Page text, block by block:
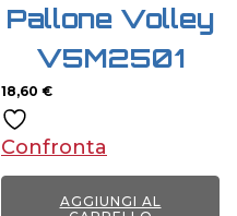
Pallone Volley
V5M2501
18,60 €
Confronta
AGGIUNGI AL